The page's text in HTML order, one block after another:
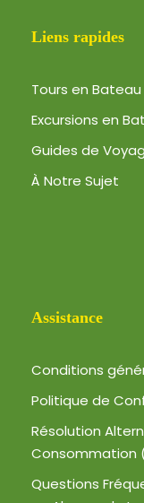
Liens rapides
Tours en
Excursions en
Guides de
À Notre Sujet
Assistance
Conditions
Politique de
Résolution
Consommation
Questions